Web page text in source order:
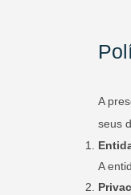
A
seus
A